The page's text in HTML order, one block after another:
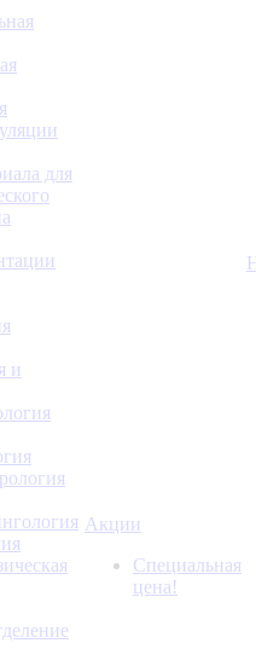
для
и
Акции
Специальная
цена!